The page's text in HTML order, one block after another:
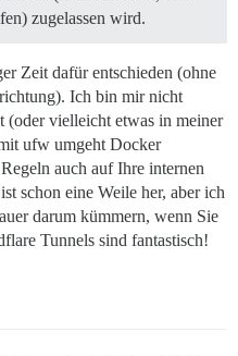
zugelassen wird.
Zeit dafür entschieden (ohne
Ich bin mir nicht
(oder vielleicht etwas in meiner
ufw umgeht Docker
auch auf Ihre internen
schon eine Weile her, aber ich
darum kümmern, wenn Sie
Tunnels sind fantastisch!